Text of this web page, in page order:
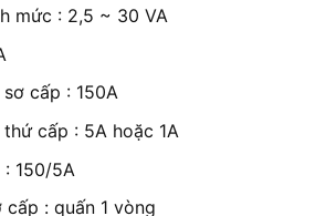
mức : 2,5 ~ 30 VA
cấp : 150A
cấp : 5A hoặc 1A
150/5A
: quấn 1 vòng